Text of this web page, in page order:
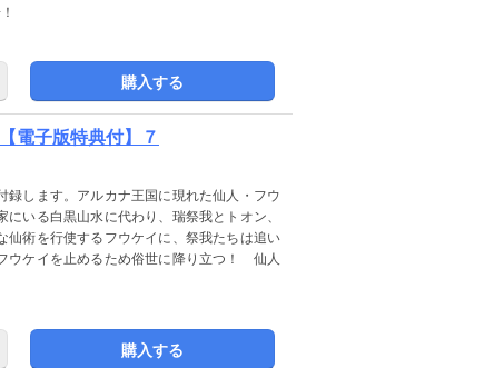
購入する
電子版特典付】７
します。アルカナ王国に現れた仙人・フウ
いる白黒山水に代わり、瑞祭我とトオン、
仙術を行使するフウケイに、祭我たちは追い
ケイを止めるため俗世に降り立つ！ 仙人
購入する